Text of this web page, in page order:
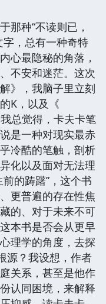
那种“不读则已，
字，总有一种奇特
心最隐秘的角落，
不安和迷茫。这次
》，我脑子里立刻
K，以及《
总觉得，卡夫卡笔
是一种对现实最赤
冷酷的笔触，剖析
化以及面对无法理
的踌躇”，这个书
更普遍的存在性焦
的、对于未来不可
本书是否会从更早
理学的角度，去探
源？我设想，作者
关系，甚至是他作
认同困境，来解释